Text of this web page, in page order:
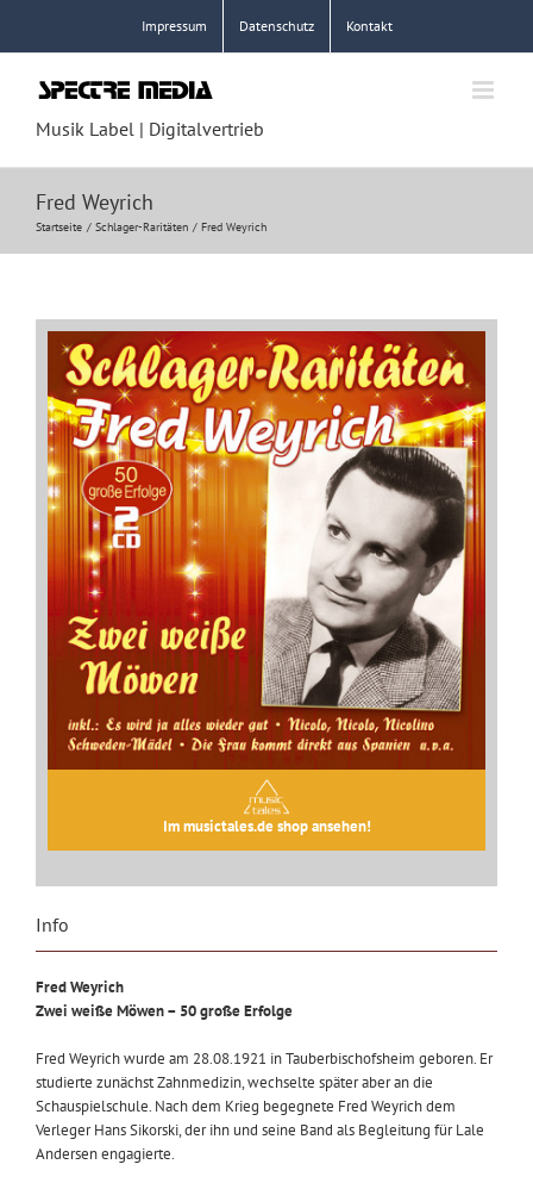
springen
Impressum Datenschutz Kontakt
Musik Label | Digitalvertrieb
Fred Weyrich
Startseite Schlager-Raritäten Fred Weyrich
Im musictales.de shop ansehen!
Info
Fred Weyrich
Zwei weiße Möwen – 50 große Erfolge
Fred Weyrich wurde am 28.08.1921 in Tauberbischofsheim geboren. Er
studierte zunächst Zahnmedizin, wechselte später aber an die
Schauspielschule. Nach dem Krieg begegnete Fred Weyrich dem
Verleger Hans Sikorski, der ihn und seine Band als Begleitung für Lale
Andersen engagierte.